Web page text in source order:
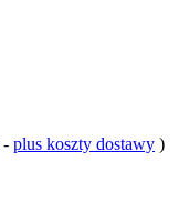
- plus koszty dostawy )